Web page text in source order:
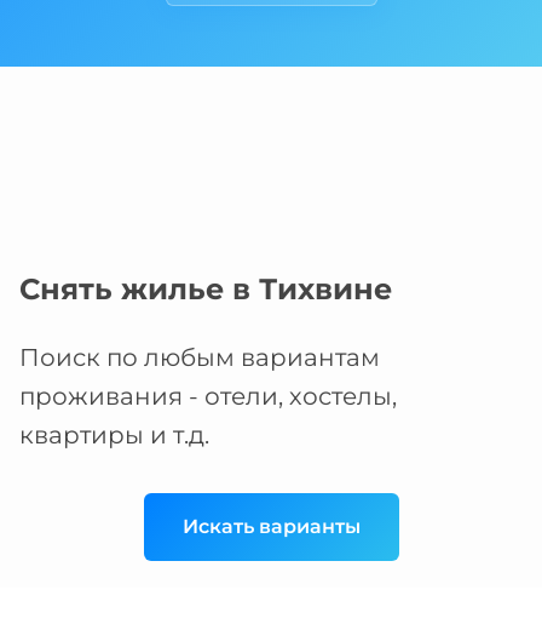
Снять жилье в Тихвине
Поиск по любым вариантам
проживания - отели, хостелы,
квартиры и т.д.
Искать варианты